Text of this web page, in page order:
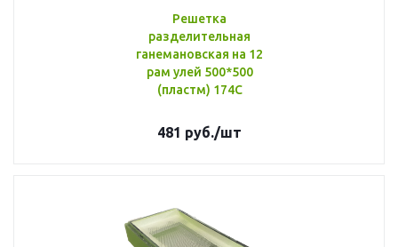
Решетка
разделительная
ганемановская на 12
рам улей 500*500
(пластм) 174С
481 руб./шт